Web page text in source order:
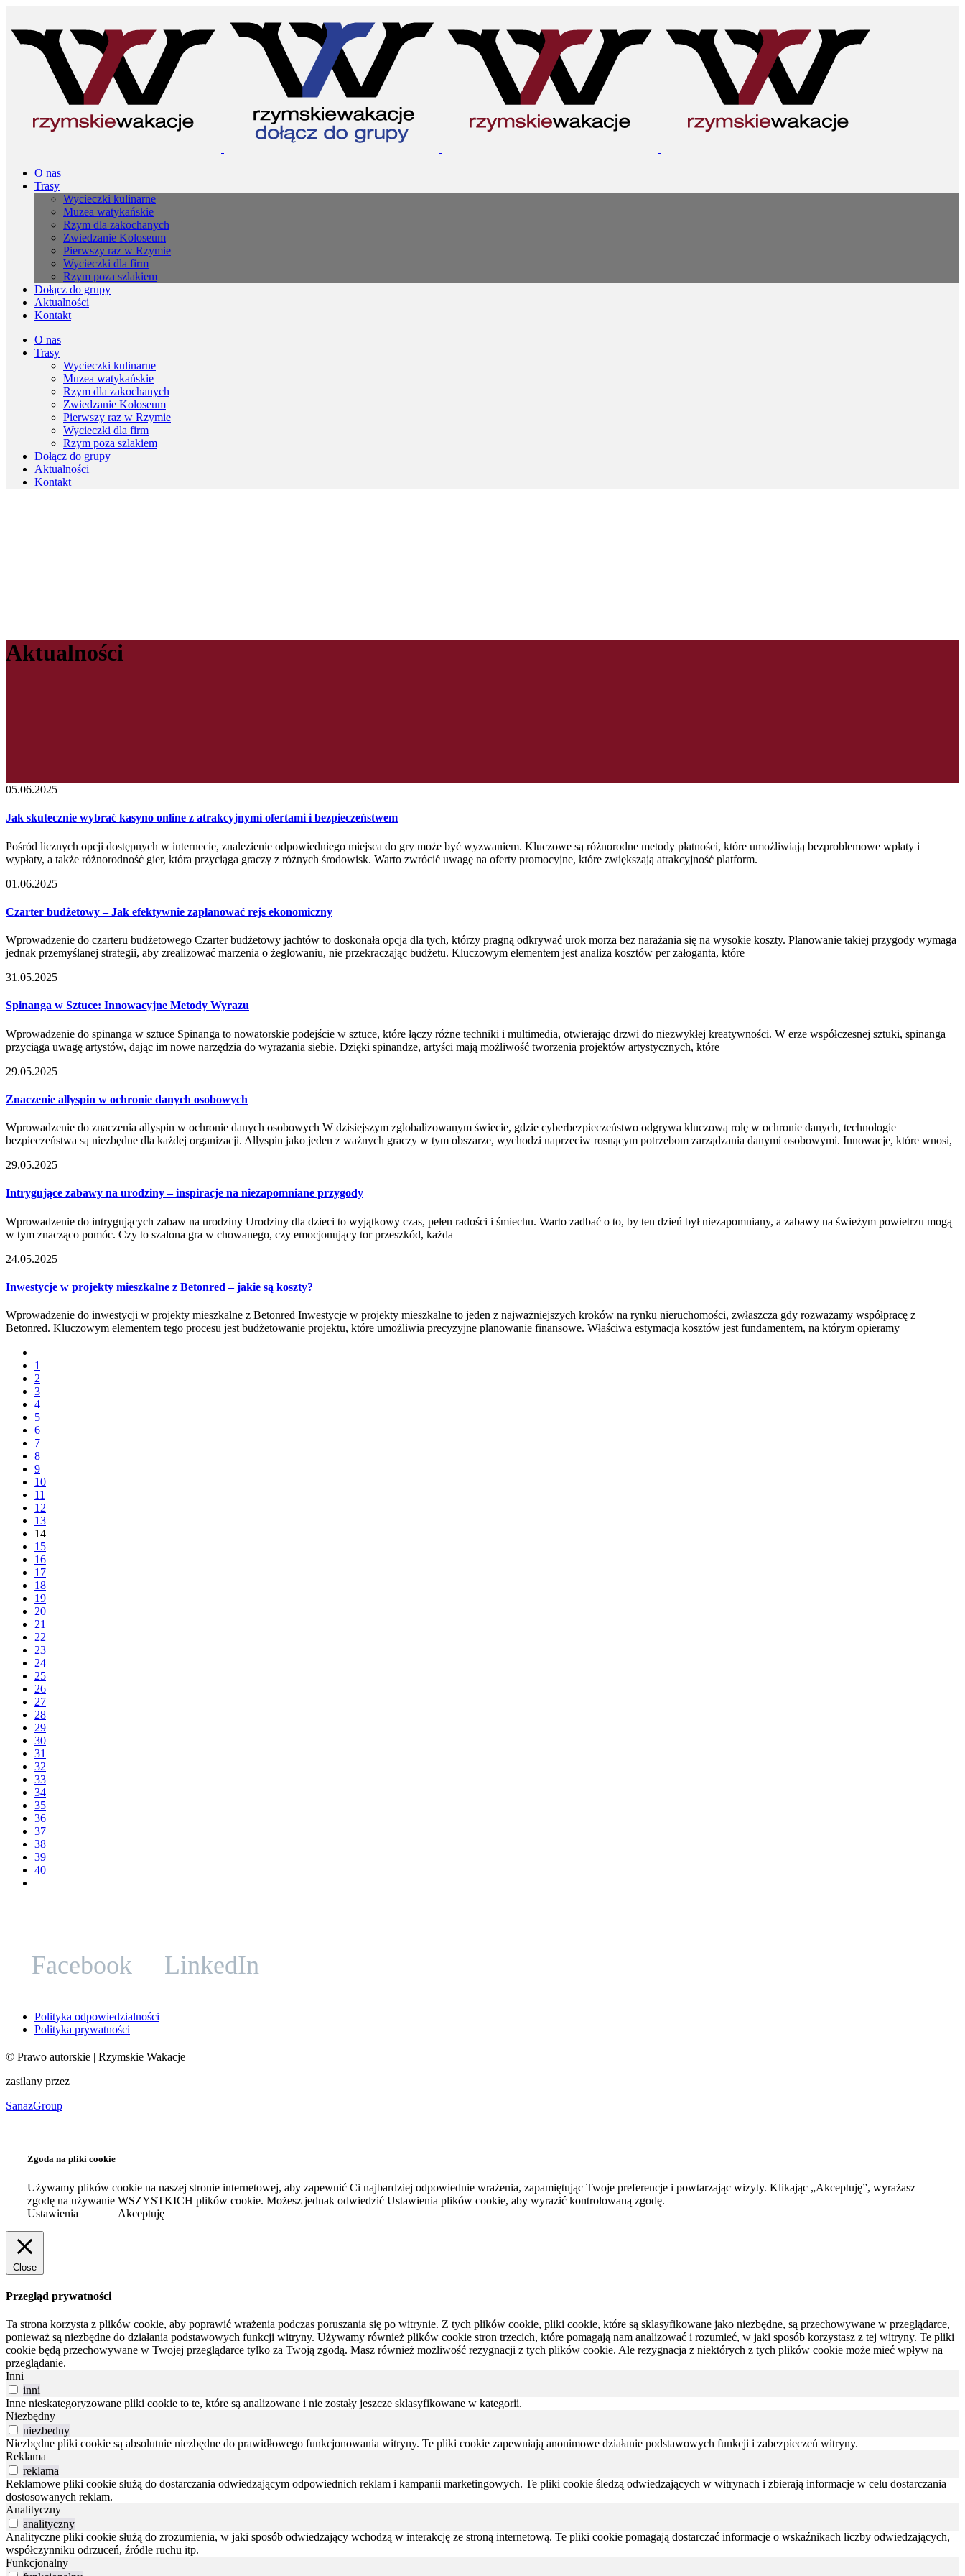
O nas
Trasy
Wycieczki kulinarne
Muzea watykańskie
Rzym dla zakochanych
Zwiedzanie Koloseum
Pierwszy raz w Rzymie
Wycieczki dla firm
Rzym poza szlakiem
Dołącz do grupy
Aktualności
Kontakt
O nas
Trasy
Wycieczki kulinarne
Muzea watykańskie
Rzym dla zakochanych
Zwiedzanie Koloseum
Pierwszy raz w Rzymie
Wycieczki dla firm
Rzym poza szlakiem
Dołącz do grupy
Aktualności
Kontakt
Aktualności
05.06.2025
Jak skutecznie wybrać kasyno online z atrakcyjnymi ofertami i bezpieczeństwem
Pośród licznych opcji dostępnych w internecie, znalezienie odpowiedniego miejsca do gry może być wyzwaniem. Kluczowe są różnorodne metody płatności, które umożliwiają bezproblemowe wpłaty i
wypłaty, a także różnorodność gier, która przyciąga graczy z różnych środowisk. Warto zwrócić uwagę na oferty promocyjne, które zwiększają atrakcyjność platform.
01.06.2025
Czarter budżetowy – Jak efektywnie zaplanować rejs ekonomiczny
Wprowadzenie do czarteru budżetowego Czarter budżetowy jachtów to doskonała opcja dla tych, którzy pragną odkrywać urok morza bez narażania się na wysokie koszty. Planowanie takiej przygody wymaga
jednak przemyślanej strategii, aby zrealizować marzenia o żeglowaniu, nie przekraczając budżetu. Kluczowym elementem jest analiza kosztów per załoganta, które
31.05.2025
Spinanga w Sztuce: Innowacyjne Metody Wyrazu
Wprowadzenie do spinanga w sztuce Spinanga to nowatorskie podejście w sztuce, które łączy różne techniki i multimedia, otwierając drzwi do niezwykłej kreatywności. W erze współczesnej sztuki, spinanga
przyciąga uwagę artystów, dając im nowe narzędzia do wyrażania siebie. Dzięki spinandze, artyści mają możliwość tworzenia projektów artystycznych, które
29.05.2025
Znaczenie allyspin w ochronie danych osobowych
Wprowadzenie do znaczenia allyspin w ochronie danych osobowych W dzisiejszym zglobalizowanym świecie, gdzie cyberbezpieczeństwo odgrywa kluczową rolę w ochronie danych, technologie
bezpieczeństwa są niezbędne dla każdej organizacji. Allyspin jako jeden z ważnych graczy w tym obszarze, wychodzi naprzeciw rosnącym potrzebom zarządzania danymi osobowymi. Innowacje, które wnosi,
29.05.2025
Intrygujące zabawy na urodziny – inspiracje na niezapomniane przygody
Wprowadzenie do intrygujących zabaw na urodziny Urodziny dla dzieci to wyjątkowy czas, pełen radości i śmiechu. Warto zadbać o to, by ten dzień był niezapomniany, a zabawy na świeżym powietrzu mogą
w tym znacząco pomóc. Czy to szalona gra w chowanego, czy emocjonujący tor przeszkód, każda
24.05.2025
Inwestycje w projekty mieszkalne z Betonred – jakie są koszty?
Wprowadzenie do inwestycji w projekty mieszkalne z Betonred Inwestycje w projekty mieszkalne to jeden z najważniejszych kroków na rynku nieruchomości, zwłaszcza gdy rozważamy współpracę z
Betonred. Kluczowym elementem tego procesu jest budżetowanie projektu, które umożliwia precyzyjne planowanie finansowe. Właściwa estymacja kosztów jest fundamentem, na którym opieramy
1
2
3
4
5
6
7
8
9
10
11
12
13
14
15
16
17
18
19
20
21
22
23
24
25
26
27
28
29
30
31
32
33
34
35
36
37
38
39
40
Facebook LinkedIn
Polityka odpowiedzialności
Polityka prywatności
© Prawo autorskie | Rzymskie Wakacje
zasilany przez
SanazGroup
Zgoda na pliki cookie
Używamy plików cookie na naszej stronie internetowej, aby zapewnić Ci najbardziej odpowiednie wrażenia, zapamiętując Twoje preferencje i powtarzając wizyty. Klikając „Akceptuję”, wyrażasz
zgodę na używanie WSZYSTKICH plików cookie. Możesz jednak odwiedzić Ustawienia plików cookie, aby wyrazić kontrolowaną zgodę.
Ustawienia
Akceptuję
Close
Przegląd prywatności
Ta strona korzysta z plików cookie, aby poprawić wrażenia podczas poruszania się po witrynie. Z tych plików cookie, pliki cookie, które są sklasyfikowane jako niezbędne, są przechowywane w przeglądarce,
ponieważ są niezbędne do działania podstawowych funkcji witryny. Używamy również plików cookie stron trzecich, które pomagają nam analizować i rozumieć, w jaki sposób korzystasz z tej witryny. Te pliki
cookie będą przechowywane w Twojej przeglądarce tylko za Twoją zgodą. Masz również możliwość rezygnacji z tych plików cookie. Ale rezygnacja z niektórych z tych plików cookie może mieć wpływ na
przeglądanie.
Inni
inni
Inne nieskategoryzowane pliki cookie to te, które są analizowane i nie zostały jeszcze sklasyfikowane w kategorii.
Niezbędny
niezbedny
Niezbędne pliki cookie są absolutnie niezbędne do prawidłowego funkcjonowania witryny. Te pliki cookie zapewniają anonimowe działanie podstawowych funkcji i zabezpieczeń witryny.
Reklama
reklama
Reklamowe pliki cookie służą do dostarczania odwiedzającym odpowiednich reklam i kampanii marketingowych. Te pliki cookie śledzą odwiedzających w witrynach i zbierają informacje w celu dostarczania
dostosowanych reklam.
Analityczny
analityczny
Analityczne pliki cookie służą do zrozumienia, w jaki sposób odwiedzający wchodzą w interakcję ze stroną internetową. Te pliki cookie pomagają dostarczać informacje o wskaźnikach liczby odwiedzających,
współczynniku odrzuceń, źródle ruchu itp.
Funkcjonalny